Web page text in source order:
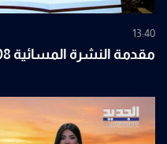
13:40
مقدمة النشرة المسائية 08-08-2026